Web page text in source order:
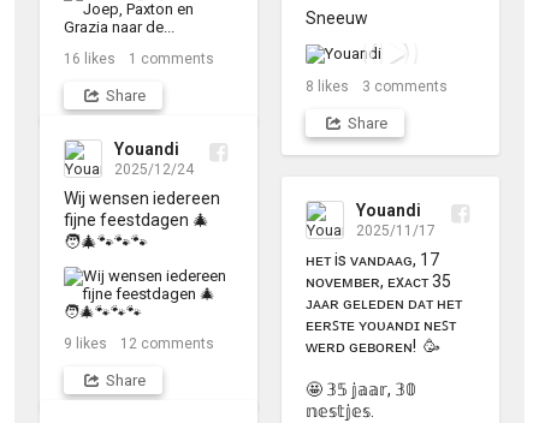
16 likes 1 comments
Share
Sneeuw
8 likes 3 comments
Share
Youandi
2025/12/24
Wij wensen iedereen
fijne feestdagen 🎄
🧑‍🎄🐾🐾🐾
9 likes 12 comments
Share
Youandi
2025/11/17
ʜᴇᴛ is ᴠᴀɴᴅᴀᴀɢ, 17
ɴᴏᴠᴇᴍʙᴇʀ, ᴇxᴀᴄᴛ 35
ᴊᴀᴀʀ ɢᴇʟᴇᴅᴇɴ ᴅᴀᴛ ʜᴇᴛ
ᴇᴇʀꜱᴛᴇ ʏᴏᴜᴀɴᴅɪ ɴᴇꜱᴛ
ᴡᴇʀᴅ ɢᴇʙᴏʀᴇɴ!  🥳
🤩 𝟛𝟝 𝕛𝕒𝕒𝕣, 𝟛𝟘
𝕟𝕖𝕤𝕥𝕛𝕖𝕤.